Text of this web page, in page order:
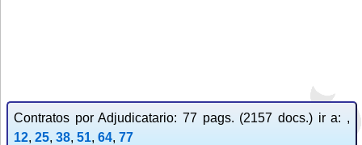
Contratos por Adjudicatario: 77 pags. (2157 docs.) ir a: ,
12, 25, 38, 51, 64, 77